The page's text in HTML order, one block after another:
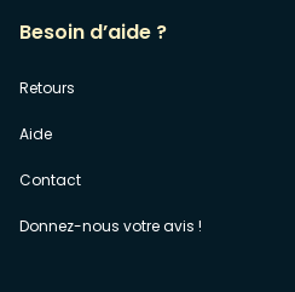
Besoin d’aide ?
Retours
Aide
Contact
Donnez-nous votre avis !